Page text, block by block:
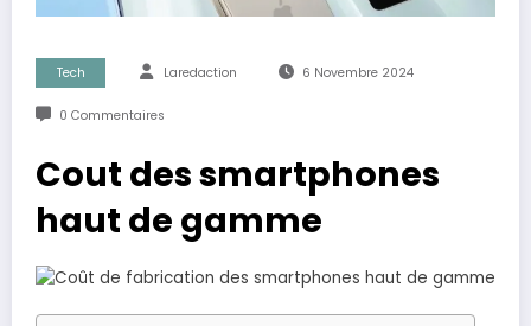
Tech Laredaction 6 Novembre 2024
0 Commentaires
Cout des smartphones
haut de gamme